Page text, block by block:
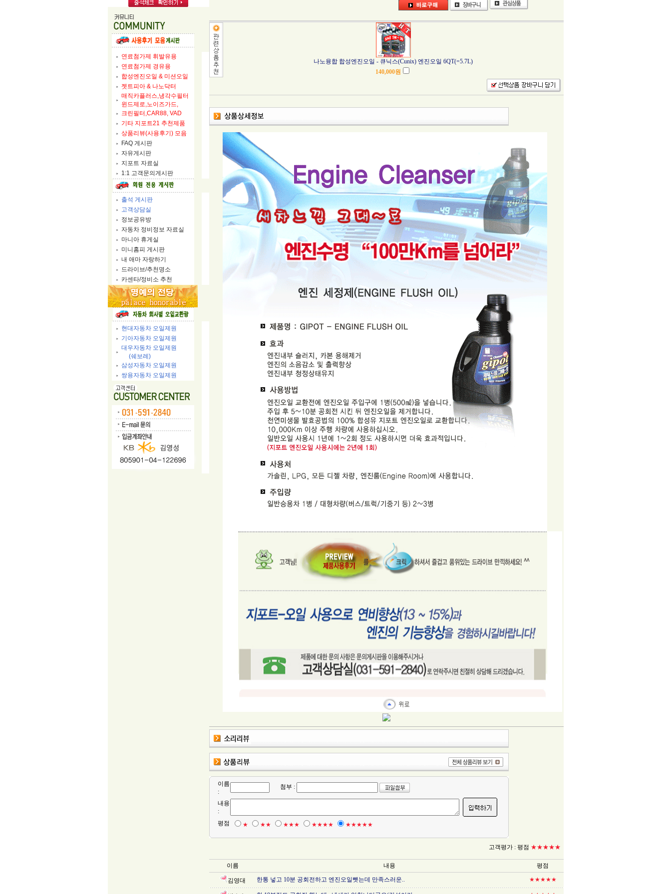
연료첨가제 휘발유용
연료첨가제 경유용
합성엔진오일 & 미션오일
젯트피아 & 나노닥터
매직카플러스,냉각수필터
윈드제로,노이즈가드,
크린필터,CAR88, VAD
기타 지포트21 추천제품
상품리뷰(사용후기) 모음
FAQ 게시판
자유게시판
지포트 자료실
1:1 고객문의게시판
출석 게시판
고객상담실
정보공유방
자동차 정비정보 자료실
마니아 휴게실
미니홈피 게시판
내 애마 자랑하기
드라이브/추천명소
카센타/정비소 추천
현대자동차 오일제원
기아자동차 오일제원
대우자동차 오일제원
(쉐보레)
삼성자동차 오일제원
쌍용자동차 오일제원
나노융합 합성엔진오일 - 큐닉스(Cunix) 엔진오일 6QT(=5.7L)
140,000원
이름
:
첨부 :
내용
:
평점
★ ★★ ★★★ ★★★★ ★★★★★
고객평가 : 평점 ★★★★★
이름 내용 평점
김영대 한통 넣고 10분 공회전하고 엔진오일뺏는데 만족스러운.. ★★★★★